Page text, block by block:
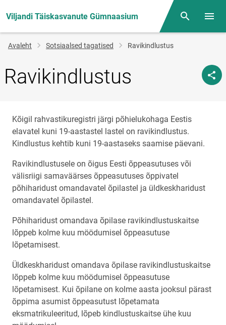
Viljandi Täiskasvanute Gümnaasium Otsing
Jälglink
Avaleht Sotsiaalsed tagatised Ravikindlustus
Ravikindlustus
Kõigil rahvastikuregistri järgi põhielukohaga Eestis
elavatel kuni 19-aastastel lastel on ravikindlustus.
Kindlustus kehtib kuni 19-aastaseks saamise päevani.
Ravikindlustusele on õigus Eesti õppeasutuses või
välisriigi samaväärses õppeasutuses õppivatel
põhiharidust omandavatel õpilastel ja üldkeskharidust
omandavatel õpilastel.
Põhiharidust omandava õpilase ravikindlustuskaitse
lõppeb kolme kuu möödumisel õppeasutuse
lõpetamisest.
Üldkeskharidust omandava õpilase ravikindlustuskaitse
lõppeb kolme kuu möödumisel õppeasutuse
lõpetamisest. Kui õpilane on kolme aasta jooksul pärast
õppima asumist õppeasutust lõpetamata
eksmatrikuleeritud, lõpeb kindlustuskaitse ühe kuu